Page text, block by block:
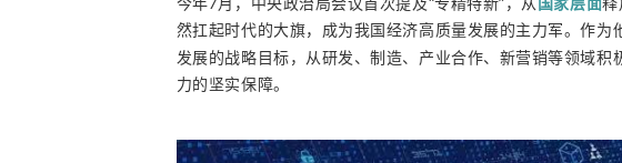
然扛起时代的大旗，成为我国经济高质量发展的主力军。作
发展的战略目标，从研发、制造、产业合作、新营销等领域积
力的坚实保障。